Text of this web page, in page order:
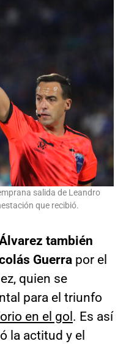
salida de Leandro
que recibió.
también
Guerra por el
quien se
para el triunfo
en el gol . Es así
la actitud y el